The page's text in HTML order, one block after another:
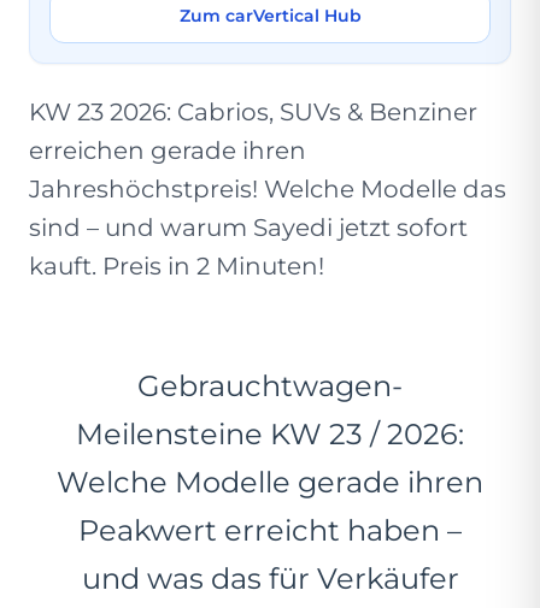
Zum carVertical Hub
KW 23 2026: Cabrios, SUVs & Benziner
erreichen gerade ihren
Jahreshöchstpreis! Welche Modelle das
sind – und warum Sayedi jetzt sofort
kauft. Preis in 2 Minuten!
Gebrauchtwagen-
Meilensteine KW 23 / 2026:
Welche Modelle gerade ihren
Peakwert erreicht haben –
und was das für Verkäufer